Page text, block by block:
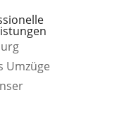
Umzüge